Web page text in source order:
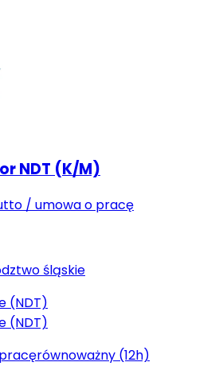
NDT (K/M)
/ umowa o pracę
śląskie
(NDT)
(NDT)
równoważny (12h)